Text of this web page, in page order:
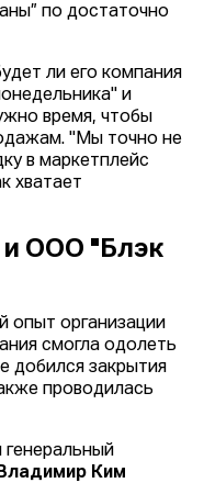
по достаточно
ли его компания
и
время, чтобы
"Мы точно не
в маркетплейс
хватает
и ООО "Блэк
опыт организации
смогла одолеть
добился закрытия
проводилась
Владимир Ким